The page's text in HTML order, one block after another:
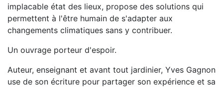
implacable état des lieux, propose des solutions qui
permettent à l'être humain de s'adapter aux
changements climatiques sans y contribuer.
Un ouvrage porteur d'espoir.
Auteur, enseignant et avant tout jardinier, Yves Gagnon
use de son écriture pour partager son expérience et sa